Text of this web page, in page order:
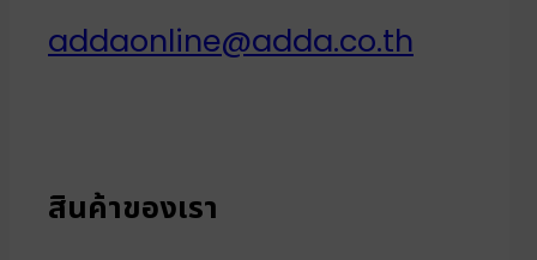
addaonline@adda.co.th
สินค้าของเรา